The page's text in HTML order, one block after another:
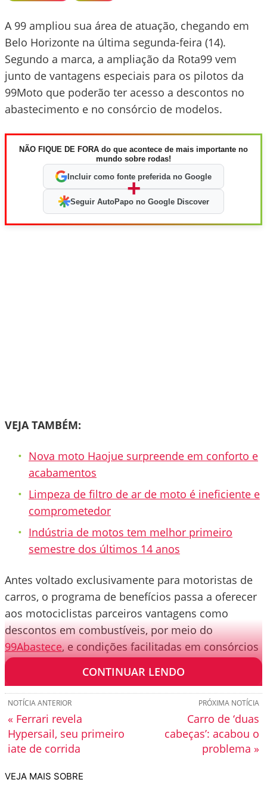
A 99 ampliou sua área de atuação, chegando em
Belo Horizonte na última segunda-feira (14).
Segundo a marca, a ampliação da Rota99 vem
junto de vantagens especiais para os pilotos da
99Moto que poderão ter acesso a descontos no
abastecimento e no consórcio de modelos.
NÃO FIQUE DE FORA do que acontece de mais importante no
mundo sobre rodas!
Incluir como fonte preferida no Google
+
Seguir AutoPapo no Google Discover
VEJA TAMBÉM:
Nova moto Haojue surpreende em conforto e
acabamentos
Limpeza de filtro de ar de moto é ineficiente e
comprometedor
Indústria de motos tem melhor primeiro
semestre dos últimos 14 anos
Antes voltado exclusivamente para motoristas de
carros, o programa de benefícios passa a oferecer
aos motociclistas parceiros vantagens como
descontos em combustíveis, por meio do
99Abastece, e condições facilitadas em consórcios
realizados em parceria com a Mycon.
CONTINUAR LENDO
PRÓXIMA NOTÍCIA
Carro de ‘duas
cabeças’: acabou o
problema »
NOTÍCIA ANTERIOR
« Ferrari revela
Hypersail, seu primeiro
iate de corrida
VEJA MAIS SOBRE